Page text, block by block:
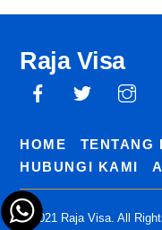
Raja Visa
HOME TENTANG
HUBUNGI KAMI
© 2021 Raja Visa. All